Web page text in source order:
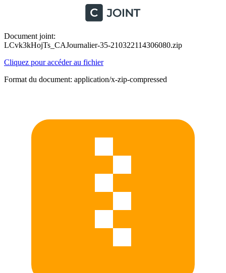
Document joint:
LCvk3kHojTs_CAJournalier-35-210322114306080.zip
Cliquez pour accéder au fichier
Format du document: application/x-zip-compressed